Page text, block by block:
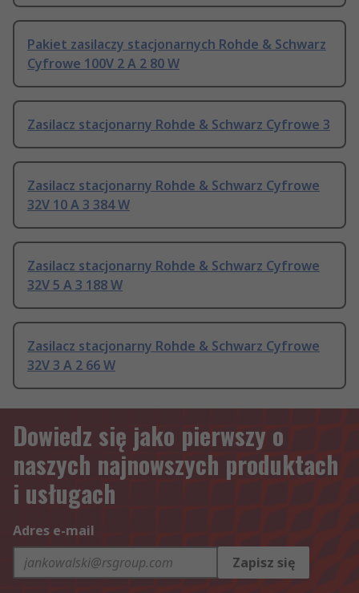
Pakiet zasilaczy stacjonarnych Rohde & Schwarz
Cyfrowe 100V 2 A 2 80 W
Zasilacz stacjonarny Rohde & Schwarz Cyfrowe 3
Zasilacz stacjonarny Rohde & Schwarz Cyfrowe
32V 10 A 3 384 W
Zasilacz stacjonarny Rohde & Schwarz Cyfrowe
32V 5 A 3 188 W
Zasilacz stacjonarny Rohde & Schwarz Cyfrowe
32V 3 A 2 66 W
Dowiedz się jako pierwszy o
naszych najnowszych produktach
i usługach
Adres e-mail
Zapisz się